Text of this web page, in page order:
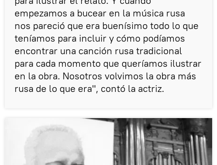
empezamos a bucear en la música rusa
nos pareció que era buenísimo todo lo que
teníamos para incluir y cómo podíamos
encontrar una canción rusa tradicional
para cada momento que queríamos ilustrar
en la obra. Nosotros volvimos la obra más
rusa de lo que era", contó la actriz.